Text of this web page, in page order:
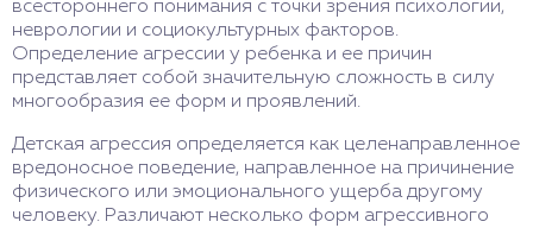
всестороннего понимания с точки зрения психологии,
неврологии и социокультурных факторов.
Определение агрессии у ребенка и ее причин
представляет собой значительную сложность в силу
многообразия ее форм и проявлений.
Детская агрессия определяется как целенаправленное
вредоносное поведение, направленное на причинение
физического или эмоционального ущерба другому
человеку. Различают несколько форм агрессивного